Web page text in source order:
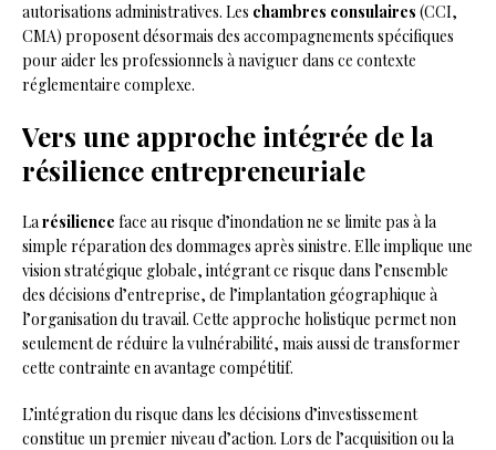
autorisations administratives. Les chambres consulaires (CCI,
CMA) proposent désormais des accompagnements spécifiques
pour aider les professionnels à naviguer dans ce contexte
réglementaire complexe.
Vers une approche intégrée de la
résilience entrepreneuriale
La résilience face au risque d’inondation ne se limite pas à la
simple réparation des dommages après sinistre. Elle implique une
vision stratégique globale, intégrant ce risque dans l’ensemble
des décisions d’entreprise, de l’implantation géographique à
l’organisation du travail. Cette approche holistique permet non
seulement de réduire la vulnérabilité, mais aussi de transformer
cette contrainte en avantage compétitif.
L’intégration du risque dans les décisions d’investissement
constitue un premier niveau d’action. Lors de l’acquisition ou la